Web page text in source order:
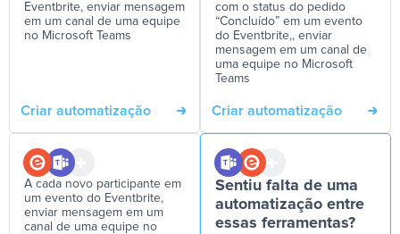
Eventbrite, enviar mensagem
em um canal de uma equipe
no Microsoft Teams
Criar automatização
com o status do pedido
“Concluído” em um evento
do Eventbrite,, enviar
mensagem em um canal de
uma equipe no Microsoft
Teams
Criar automatização
A cada novo participante em
um evento do Eventbrite,
enviar mensagem em um
canal de uma equipe no
Sentiu falta de uma
automatização entre
essas ferramentas?